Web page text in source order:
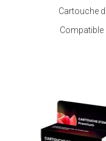
Cartouche
Compatible